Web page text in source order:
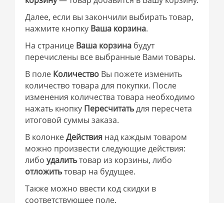
Далее, если вы закончили выбирать товар,
нажмите кнопку Ваша корзина.
На странице Ваша корзина будут
перечислены все выбранные Вами товары.
В поле Количество Вы пожете изменить
количество товара для покупки. После
изменения количества товара необходимо
нажать кнопку Пересчитатьдля пересчета
итоговой суммы заказа.
В колонкеДействия над каждым товаром
можно произвести следующие действия:
либоудалитьтовар из корзины, либо
отложитьтовар на будущее.
Также можно ввести код скидки в
соответствующее поле.